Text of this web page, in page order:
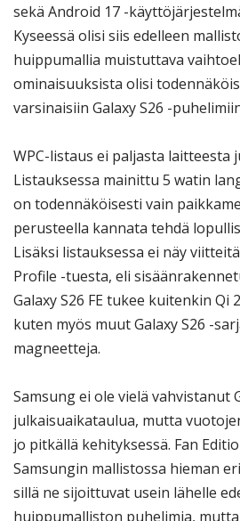
sekä Android 17 -
Kyseessä olisi siis edelleen
huippumallia muistuttava
ominaisuuksista olisi
varsinaisiin Galaxy S26 -
WPC-listaus ei paljasta laitteesta
Listauksessa mainittu 5 watin
on todennäköisesti vain
perusteella kannata tehdä
Lisäksi listauksessa ei näy
Profile -tuesta, eli
Galaxy S26 FE tukee kuitenkin Qi
kuten myös muut Galaxy S26 -
magneetteja.
Samsung ei ole vielä vahvistanut
julkaisuaikataulua, mutta
jo pitkällä kehityksessä. Fan
Samsungin mallistossa hieman
sillä ne sijoittuvat usein lähelle
huippumalliston puhelimia,